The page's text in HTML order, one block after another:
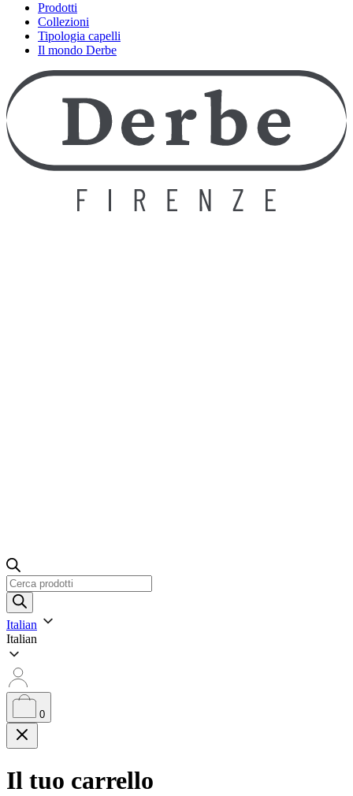
Prodotti
Collezioni
Tipologia capelli
Il mondo Derbe
Ricerca
prodotti
Italian
Italian
0
Il tuo carrello